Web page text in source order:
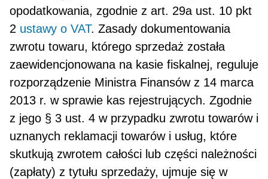
opodatkowania, zgodnie z art. 29a ust. 10 pkt
2 ustawy o VAT. Zasady dokumentowania
zwrotu towaru, którego sprzedaż została
zaewidencjonowana na kasie fiskalnej, reguluje
rozporządzenie Ministra Finansów z 14 marca
2013 r. w sprawie kas rejestrujących. Zgodnie
z jego § 3 ust. 4 w przypadku zwrotu towarów i
uznanych reklamacji towarów i usług, które
skutkują zwrotem całości lub części należ­ności
(zapłaty) z tytułu sprzedaży, ujmuje się w